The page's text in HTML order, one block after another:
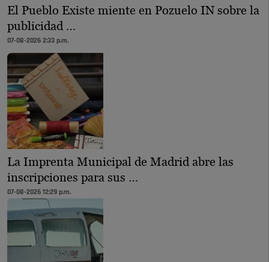
El Pueblo Existe miente en Pozuelo IN sobre la
publicidad …
07-08-2026 2:33 p.m.
La Imprenta Municipal de Madrid abre las
inscripciones para sus …
07-08-2026 12:29 p.m.